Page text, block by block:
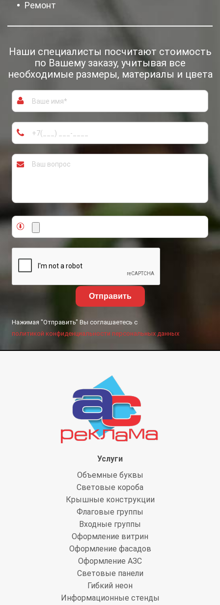
Ремонт
Наши специалисты посчитают стоимость
по Вашему заказу, учитывая все
необходимые размеры, материалы и цвета
Отправить
Нажимая "Отправить" Вы соглашаетесь с
политикой конфиденциальности персональных данных
Услуги
Объемные буквы
Световые короба
Крышные конструкции
Флаговые группы
Входные группы
Оформление витрин
Оформление фасадов
Оформление АЗС
Световые панели
Гибкий неон
Информационные стенды